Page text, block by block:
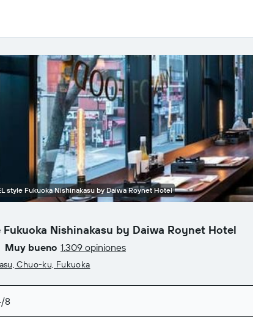
Fukuoka Nishinakasu by Daiwa Roynet Hotel
Muy bueno 1.309 opiniones
Chuo-ku, Fukuoka
8
style Fukuoka Nishinakasu by Daiwa Roynet Hotel